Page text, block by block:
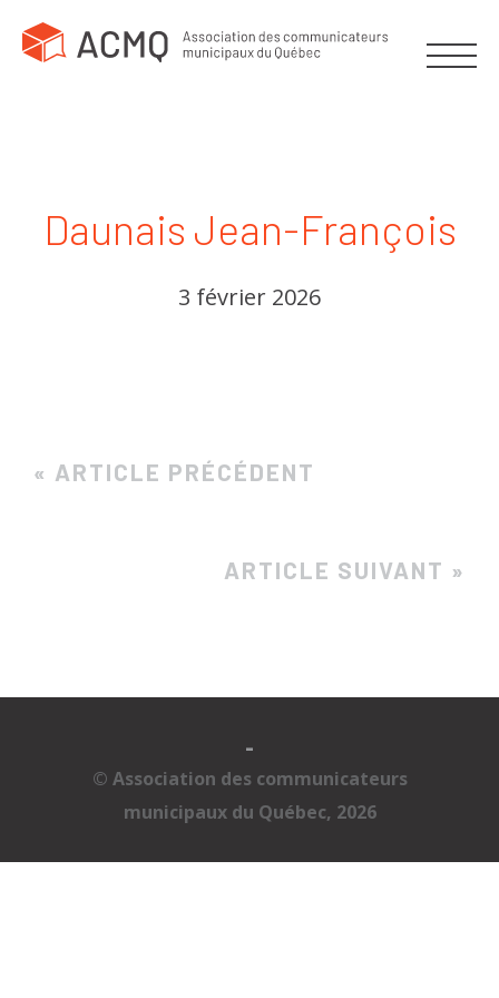
Daunais Jean-François
3 février 2026
« ARTICLE PRÉCÉDENT
ARTICLE SUIVANT »
-
© Association des communicateurs
municipaux du Québec, 2026